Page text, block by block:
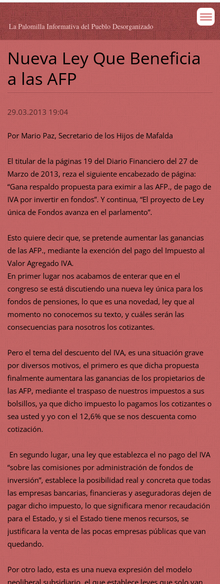
La Palomilla Informativa del Pueblo Desorganizado
Nueva Ley Que Beneficia
a las AFP
29.03.2013 19:04
Por Mario Paz, Secretario de los Hijos de Mafalda
El titular de la páginas 19 del Diario Financiero del 27 de
Marzo de 2013, reza el siguiente encabezado de página:
“Gana respaldo propuesta para eximir a las AFP., de pago de
IVA por invertir en fondos”. Y continua, “El proyecto de Ley
única de Fondos avanza en el parlamento”.
Esto quiere decir que, se pretende aumentar las ganancias
de las AFP., mediante la exención del pago del Impuesto al
Valor Agregado IVA.
En primer lugar nos acabamos de enterar que en el
congreso se está discutiendo una nueva ley única para los
fondos de pensiones, lo que es una novedad, ley que al
momento no conocemos su texto, y cuáles serán las
consecuencias para nosotros los cotizantes.
Pero el tema del descuento del IVA, es una situación grave
por diversos motivos, el primero es que dicha propuesta
finalmente aumentara las ganancias de los propietarios de
las AFP, mediante el traspaso de nuestros impuestos a sus
bolsillos, ya que dicho impuesto lo pagamos los cotizantes o
sea usted y yo con el 12,6% que se nos descuenta como
cotización.
En segundo lugar, una ley que establezca el no pago del IVA
“sobre las comisiones por administración de fondos de
inversión”, establece la posibilidad real y concreta que todas
las empresas bancarias, financieras y aseguradoras dejen de
pagar dicho impuesto, lo que significara menor recaudación
para el Estado, y si el Estado tiene menos recursos, se
justificara la venta de las pocas empresas públicas que van
quedando.
Por otro lado, esta es una nueva expresión del modelo